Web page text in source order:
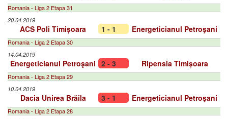
Romania - Liga 2 Etapa 31
20.04.2019
ACS Poli Timișoara 1 - 1 Energeticianul Petroşani
Romania - Liga 2 Etapa 30
14.04.2019
Energeticianul Petroşani 2 - 3 Ripensia Timișoara
Romania - Liga 2 Etapa 29
10.04.2019
Dacia Unirea Brăila 3 - 1 Energeticianul Petroşani
Romania - Liga 2 Etapa 28